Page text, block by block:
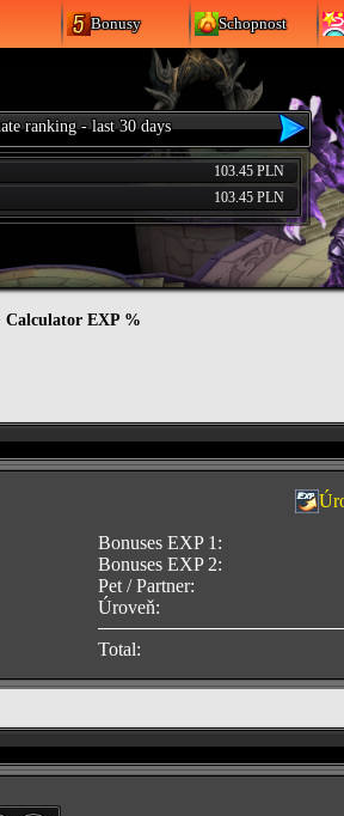
Bonusy Schopnost
ranking - last 30 days
103.45 PLN
103.45 PLN
Calculator EXP %
Bonuses EXP 1:
Bonuses EXP 2:
Pet / Partner:
Úroveň:
Total: